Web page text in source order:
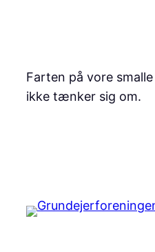
Farten på vore
ikke tænker sig om.